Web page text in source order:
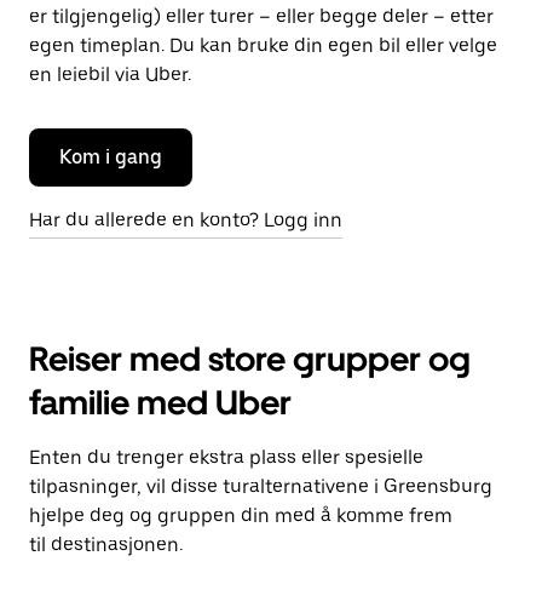
er tilgjengelig) eller turer – eller begge deler – etter
egen timeplan. Du kan bruke din egen bil eller velge
en leiebil via Uber.
Kom i gang
Har du allerede en konto? Logg inn
Reiser med store grupper og
familie med Uber
Enten du trenger ekstra plass eller spesielle
tilpasninger, vil disse turalternativene i Greensburg
hjelpe deg og gruppen din med å komme frem
til destinasjonen.